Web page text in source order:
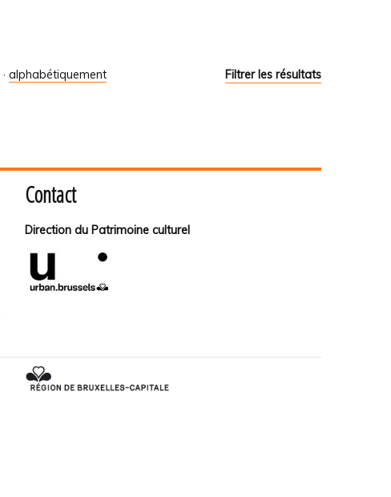
Filtrer les résultats
· alphabétiquement
Contact
Direction du Patrimoine culturel